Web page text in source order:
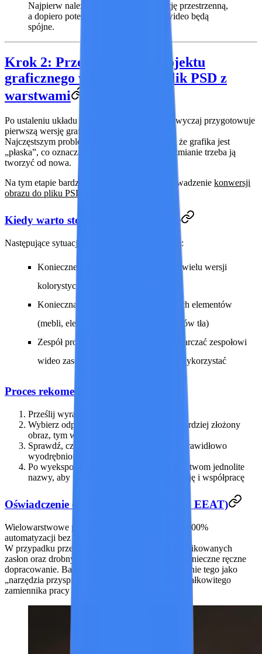
Najpierw należy jasno nakreślić narrację przestrzenną,
a dopiero potem elementy wizualne i wideo będą
spójne.
Krok 2: Przekształcenie projektu
graficznego w edytowalny plik PSD z
warstwami
Po ustaleniu układu przestrzennego zespół zazwyczaj przygotowuje
pierwszą wersję grafiki (JPG/PNG).
Najczęstszym problemem w tej sytuacji jest to, że grafika jest
„płaska”, co oznacza, że przy każdej kolejnej zmianie trzeba ją
tworzyć od nowa.
Na tym etapie bardziej efektywne będzie wprowadzenie konwersji
obrazu do pliku PSD z warstwami
Kiedy warto stosować warstwowanie
Następujące sytuacje idealnie się do tego nadają:
Konieczne jest szybkie przygotowanie wielu wersji
kolorystycznych i stylistycznych
Konieczna jest wymiana poszczególnych elementów
(mebli, elementów oświetlenia, elementów tła)
Zespół projektowy musi regularnie dostarczać zespołowi
wideo zasoby, które można ponownie wykorzystać
Proces rekomendacji
Prześlij wyraźny szkic projektu
Wybierz odpowiednią liczbę warstw (im bardziej złożony
obraz, tym więcej warstw można dodać)
Sprawdź, czy kluczowe elementy zostały prawidłowo
wyodrębnione na osobne warstwy
Po wyeksportowaniu pliku PSD nadaj warstwom jednolite
nazwy, aby ułatwić późniejszą automatyzację i współpracę
Oświadczenie o zaufaniu (kluczowe dla EEAT)
Wielowarstwowe przetwarzanie AI nie oznacza „100%
automatyzacji bez konieczności korekty”.
W przypadku przezroczystych materiałów, skomplikowanych
zasłon oraz drobnych krawędzi nadal może być konieczne ręczne
dopracowanie. Bardziej obiektywne jest postrzeganie tego jako
„narzędzia przyspieszającego pracę”, a nie jako „całkowitego
zamiennika pracy ręcznej”.